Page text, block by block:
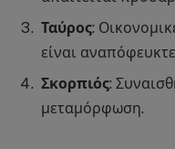
Ταύρος:
είναι
Σκορπιός:
μεταμόρφωση.